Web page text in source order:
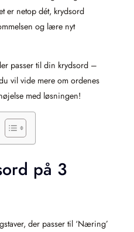
er netop dét, krydsord
og lære nyt
passer til din krydsord –
vil vide mere om ordenes
med løsningen!
på 3
der passer til ‘Næring’